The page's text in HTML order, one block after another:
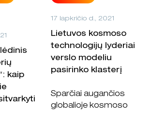
kaip
17 lapkričio d., 2021
Lietuvos kosmoso
technologijų lyderiai
verslo modeliu
pasirinko klasterį
Sparčiai augančios
globalioje kosmoso